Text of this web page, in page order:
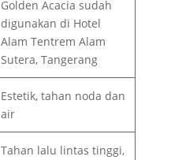
Golden Acacia sudah
digunakan di Hotel
Alam Tentrem Alam
Sutera, Tangerang
Estetik, tahan noda dan
air
Tahan lalu lintas tinggi,